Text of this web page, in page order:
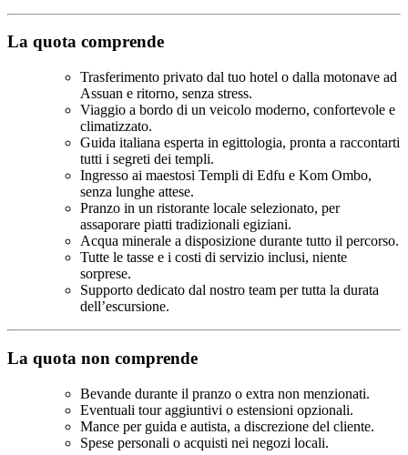
La quota comprende
Trasferimento privato dal tuo hotel o dalla motonave ad
Assuan e ritorno, senza stress.
Viaggio a bordo di un veicolo moderno, confortevole e
climatizzato.
Guida italiana esperta in egittologia, pronta a raccontarti
tutti i segreti dei templi.
Ingresso ai maestosi Templi di Edfu e Kom Ombo,
senza lunghe attese.
Pranzo in un ristorante locale selezionato, per
assaporare piatti tradizionali egiziani.
Acqua minerale a disposizione durante tutto il percorso.
Tutte le tasse e i costi di servizio inclusi, niente
sorprese.
Supporto dedicato dal nostro team per tutta la durata
dell’escursione.
La quota non comprende
Bevande durante il pranzo o extra non menzionati.
Eventuali tour aggiuntivi o estensioni opzionali.
Mance per guida e autista, a discrezione del cliente.
Spese personali o acquisti nei negozi locali.